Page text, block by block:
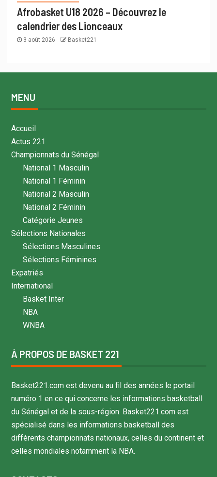
Afrobasket U18 2026 – Découvrez le
calendrier des Lionceaux
3 août 2026 Basket221
MENU
Accueil
Actus 221
Championnats du Sénégal
National 1 Masculin
National 1 Féminin
National 2 Masculin
National 2 Féminin
Catégorie Jeunes
Sélections Nationales
Sélections Masculines
Sélections Féminines
Expatriés
International
Basket Inter
NBA
WNBA
À PROPOS DE BASKET 221
Basket221.com est devenu au fil des années le portail
numéro 1 en ce qui concerne les informations basketball
du Sénégal et de la sous-région. Basket221.com est
spécialisé dans les informations basketball des
différents championnats nationaux, celles du continent et
celles mondiales notamment la NBA.